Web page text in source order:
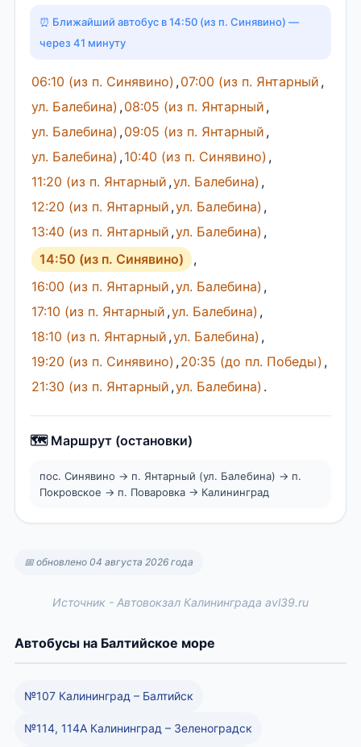
⏰ Ближайший автобус в 14:50 (из п. Синявино) —
через 41 минуту
06:10 (из п. Синявино) ,07:00 (из п. Янтарный ,
ул. Балебина) ,08:05 (из п. Янтарный ,
ул. Балебина) ,09:05 (из п. Янтарный ,
ул. Балебина) ,10:40 (из п. Синявино) ,
11:20 (из п. Янтарный ,ул. Балебина) ,
12:20 (из п. Янтарный ,ул. Балебина) ,
13:40 (из п. Янтарный ,ул. Балебина) ,
14:50 (из п. Синявино)
,
16:00 (из п. Янтарный ,ул. Балебина) ,
17:10 (из п. Янтарный ,ул. Балебина) ,
18:10 (из п. Янтарный ,ул. Балебина) ,
19:20 (из п. Синявино) ,20:35 (до пл. Победы) ,
21:30 (из п. Янтарный ,ул. Балебина) .
🗺️ Маршрут (остановки)
пос. Синявино → п. Янтарный (ул. Балебина) → п.
Покровское → п. Поваровка → Калининград
📅 обновлено 04 августа 2026 года
Источник - Автовокзал Калининграда avl39.ru
Автобусы на Балтийское море
№107 Калининград – Балтийск
№114, 114А Калининград – Зеленоградск